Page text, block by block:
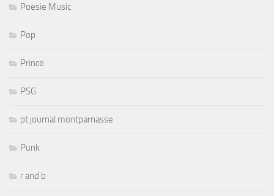
Poesie Music
Pop
Prince
PSG
pt journal montparnasse
Punk
r and b